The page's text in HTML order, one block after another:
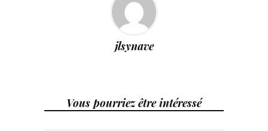
jlsynave
Vous pourriez être intéressé